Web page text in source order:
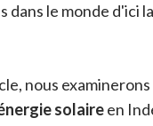
dans le monde d'ici
nous
solaireen